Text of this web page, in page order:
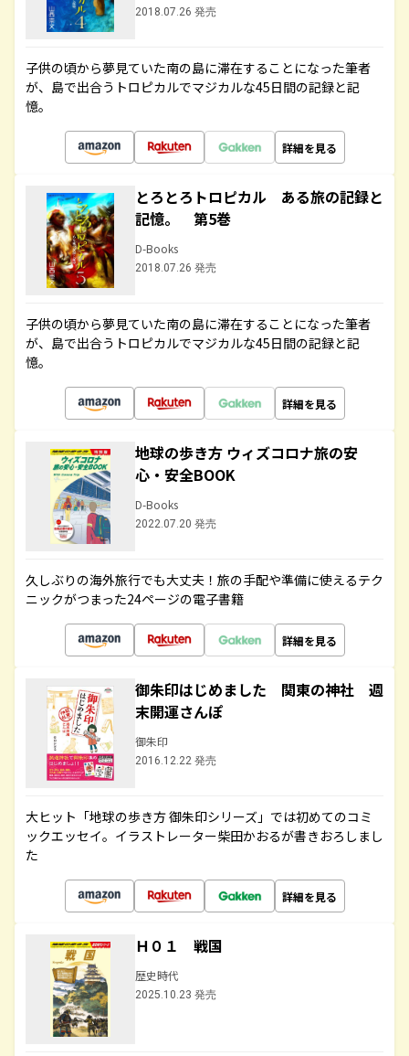
2018.07.26 発売
子供の頃から夢見ていた南の島に滞在することになった筆者
が、島で出合うトロピカルでマジカルな45日間の記録と記
憶。
詳細を見る
とろとろトロピカル ある旅の記録と
記憶。 第5巻
D-Books
2018.07.26 発売
子供の頃から夢見ていた南の島に滞在することになった筆者
が、島で出合うトロピカルでマジカルな45日間の記録と記
憶。
詳細を見る
地球の歩き方 ウィズコロナ旅の安
心・安全BOOK
D-Books
2022.07.20 発売
久しぶりの海外旅行でも大丈夫！旅の手配や準備に使えるテク
ニックがつまった24ページの電子書籍
詳細を見る
御朱印はじめました 関東の神社 週
末開運さんぽ
御朱印
2016.12.22 発売
大ヒット「地球の歩き方 御朱印シリーズ」では初めてのコミ
ックエッセイ。イラストレーター柴田かおるが書きおろしまし
た
詳細を見る
Ｈ０１ 戦国
歴史時代
2025.10.23 発売